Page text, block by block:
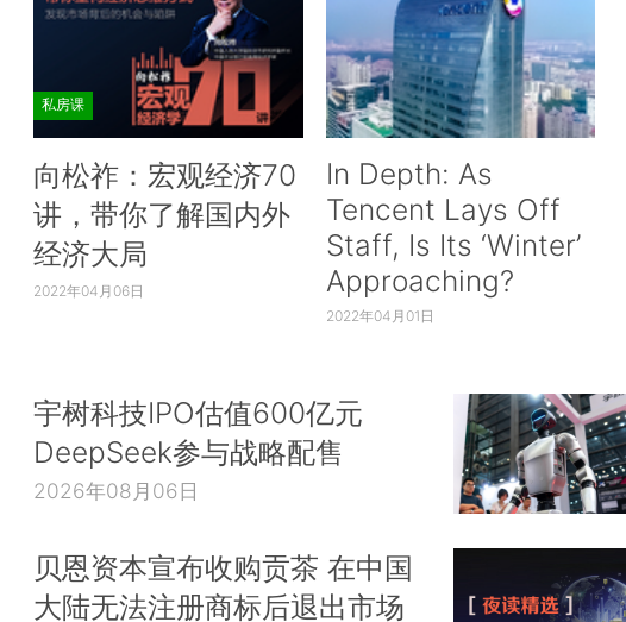
私房课
向松祚：宏观经济70
讲，带你了解国内外
经济大局
2022年04月06日
In Depth: As
Tencent Lays Off
Staff, Is Its ‘Winter’
Approaching?
2022年04月01日
宇树科技IPO估值600亿元
DeepSeek参与战略配售
2026年08月06日
贝恩资本宣布收购贡茶 在中国
大陆无法注册商标后退出市场